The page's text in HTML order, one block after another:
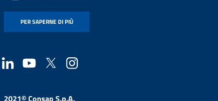
PER SAPERNE DI PIÙ
2021© Consap S.p.A.